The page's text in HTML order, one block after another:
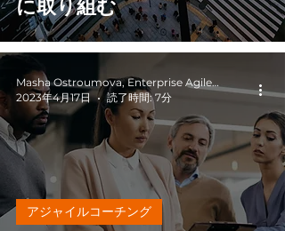
に取り組む
アジャイルコーチング
Masha Ostroumova, Enterprise Agile Coach
2023年4月17日
読了時間: 7分